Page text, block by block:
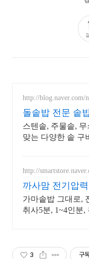
http://blog.naver.com/
돌솥밥 전문 솥
기술기업 인증
스텐솥, 주물솥, 무
맞는 다양한 솥 구비
http://
까사맘 전기압
밥 홈쇼핑히트!
솥!
가마솥밥 그대로,
취사5분, 1~4인분,
3 구